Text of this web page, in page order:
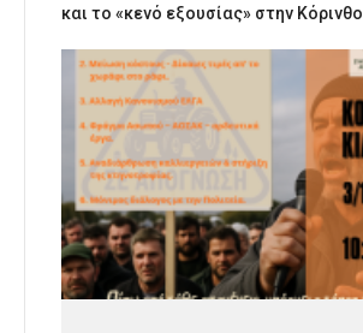
και το «κενό εξουσίας» στην Κόρινθο